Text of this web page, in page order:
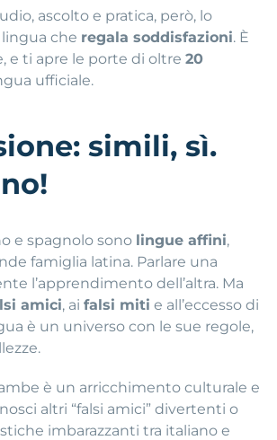
ascolto e pratica, però, lo
che regala soddisfazioni. È
e ti apre le porte di oltre 20
ufficiale.
simili, sì.
e spagnolo sono lingue affini,
famiglia latina. Parlare una
l’apprendimento dell’altra. Ma
amici, ai falsi miti e all’eccesso di
è un universo con le sue regole,
è un arricchimento culturale e
altri “falsi amici” divertenti o
imbarazzanti tra italiano e